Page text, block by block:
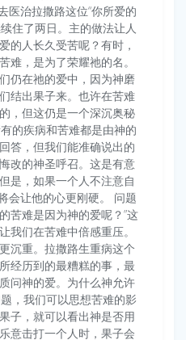
医治拉撒路这位“你所爱的
住了两日。主的做法让人
的人长久受苦呢？有时，
难，是为了荣耀祂的名。
仍在祂的爱中，因为神磨
结出果子来。也许在苦难
，但这仍是一个深沉奥秘
的疾病和苦难都是由神的
答，但我们能准确说出的
改的神圣呼召。这是有意
是，如果一个人不注意自
会让他的心更刚硬。 问题
苦难是因为神的爱呢？”这
我们在苦难中倍感重压。
沉重。拉撒路生重病这个
经历到的最糟糕的事，最
问神的爱。为什么神允许
，我们可以思想苦难的影
子，就可以看出神是否用
意击打一个人时，果子会